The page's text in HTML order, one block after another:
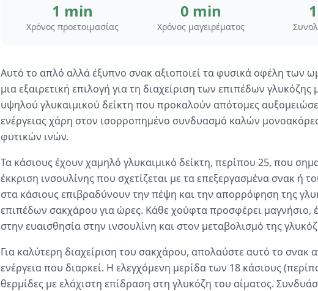
1 min
Χρόνος προετοιμασίας
0 min
Χρόνος μαγειρέματος
Αυτό το απλό αλλά έξυπνο σνακ αξιοποιεί τα φυσικά οφέλη των
μια εξαιρετική επιλογή για τη διαχείριση των επιπέδων
υψηλού γλυκαιμικού δείκτη που προκαλούν απότομες
ενέργειας χάρη στον ισορροπημένο συνδυασμό καλών
φυτικών ινών.
Τα κάσιους έχουν χαμηλό γλυκαιμικό δείκτη, περίπου 25, που
έκκριση ινσουλίνης που σχετίζεται με τα επεξεργασμένα σνακ ή
στα κάσιους επιβραδύνουν την πέψη και την απορρόφηση της
επιπέδων σακχάρου για ώρες. Κάθε χούφτα προσφέρει μαγνήσιο,
στην ευαισθησία στην ινσουλίνη και στον μεταβολισμό της
Για καλύτερη διαχείριση του σακχάρου, απολαύστε αυτό το σνακ
ενέργεια που διαρκεί. Η ελεγχόμενη μερίδα των 18 κάσιους
θερμίδες με ελάχιστη επίδραση στη γλυκόζη του αίματος.